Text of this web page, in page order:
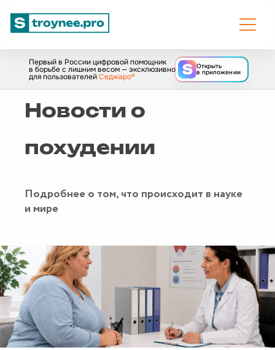
Первый в России цифровой помощник
в борьбе с лишним весом — эксклюзивно
для пользователейСеджаро®
Открыть
в приложении
Новости о
похудении
Подробнее о том, что происходит в науке
и мире